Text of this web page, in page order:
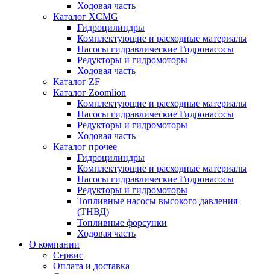
Ходовая часть
Каталог XCMG
Гидроцилиндры
Комплектующие и расходные материалы
Насосы гидравлические Гидронасосы
Редукторы и гидромоторы
Ходовая часть
Каталог ZF
Каталог Zoomlion
Комплектующие и расходные материалы
Насосы гидравлические Гидронасосы
Редукторы и гидромоторы
Ходовая часть
Каталог прочее
Гидроцилиндры
Комплектующие и расходные материалы
Насосы гидравлические Гидронасосы
Редукторы и гидромоторы
Топливные насосы высокого давления
(ТНВД)
Топливные форсунки
Ходовая часть
О компании
Сервис
Оплата и доставка